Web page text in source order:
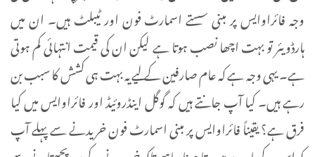
وجہ فائراوایس پر مبنی سستے اسمارٹ فون اور ٹیبلٹ ہیں۔ ان میں
ہارڈویئر تو بہت اچھا نصب ہوتا ہے لیکن ان کی قیمت انتہائی کم ہوتی
ہے۔ یہی وجہ ہے کہ عام صارفین کے لیے یہ بہت ہی کشش کا سبب بن
رہے ہیں۔ کیا آپ جانتے ہیں کہ گوگل اینڈروئیڈ اور فائراوایس میں کیا
فرق ہے؟ یقیناً فائراوایس پر مبنی اسمارٹ فون خریدنے سے پہلے آپ